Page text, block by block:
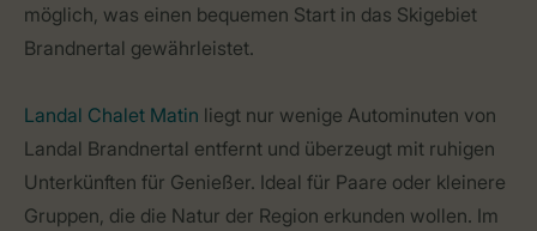
möglich, was einen bequemen Start in das Skigebiet
Brandnertal gewährleistet.
Landal Chalet Matin liegt nur wenige Autominuten von
Landal Brandnertal entfernt und überzeugt mit ruhigen
Unterkünften für Genießer. Ideal für Paare oder kleinere
Gruppen, die die Natur der Region erkunden wollen. Im